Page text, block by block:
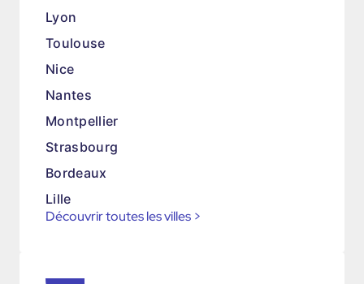
Lyon
Toulouse
Nice
Nantes
Montpellier
Strasbourg
Bordeaux
Lille
Découvrir toutes les villes >